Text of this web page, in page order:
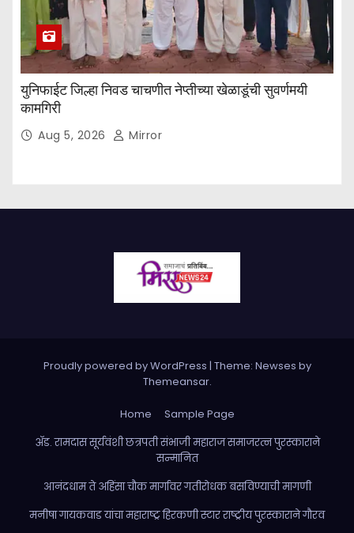
युनिफाईट जिल्हा निवड चाचणीत नेप्तीच्या खेळाडूंची सुवर्णमयी
कामगिरी
Aug 5, 2026 Mirror
Proudly powered by WordPress | Theme: Newses by
Themeansar.
Home
Sample Page
ॲड. रामदास सूर्यवंशी छत्रपती संभाजी महाराज समाजरत्न पुरस्काराने
सन्मानित
आनंदधाम ते अहिंसा चौक मार्गावर गतीरोधक बसविण्याची मागणी
मनीषा गायकवाड यांचा महाराष्ट्र हिरकणी स्टार राष्ट्रीय पुरस्काराने गौरव